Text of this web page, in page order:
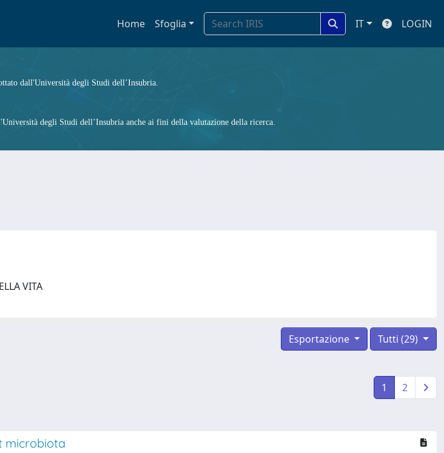
Home Sfoglia IT LOGIN
dall'Università degli Studi dell’Insubria.
degli Studi dell’Insubria anche ai fini della valutazione della ricerca.
VITA
Tutti (29)
Esportazione
1 2
microbiota